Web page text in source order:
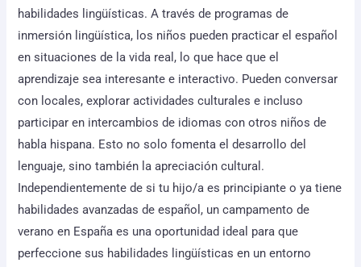
habilidades lingüísticas. A través de programas de
inmersión lingüística, los niños pueden practicar el español
en situaciones de la vida real, lo que hace que el
aprendizaje sea interesante e interactivo. Pueden conversar
con locales, explorar actividades culturales e incluso
participar en intercambios de idiomas con otros niños de
habla hispana. Esto no solo fomenta el desarrollo del
lenguaje, sino también la apreciación cultural.
Independientemente de si tu hijo/a es principiante o ya tiene
habilidades avanzadas de español, un campamento de
verano en España es una oportunidad ideal para que
perfeccione sus habilidades lingüísticas en un entorno